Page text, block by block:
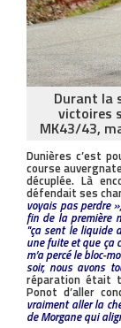
Durant la
victoires
MK43/43,
Dunières c’est
course
décuplée. Là
défendait ses
voyais pas perdre »
fin de la première
''ça sent le liquide
une fuite et que ça
m’a percé le bloc-
soir, nous avons
réparation était
Ponot d’aller
vraiment aller la
de Morgane qui